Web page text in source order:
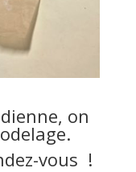
on
vous !